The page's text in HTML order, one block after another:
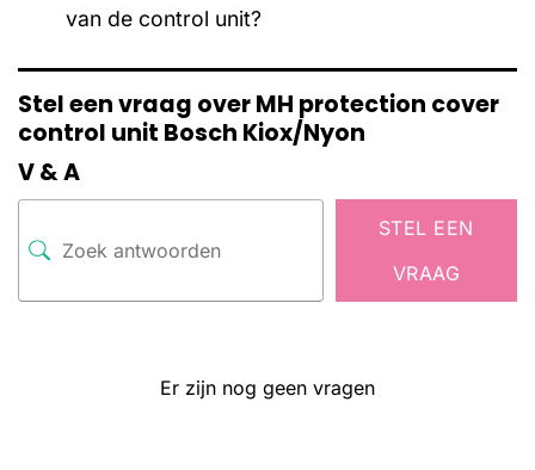
van de control unit?
Stel een vraag over MH protection cover
control unit Bosch Kiox/Nyon
V & A
STEL EEN
VRAAG
Er zijn nog geen vragen